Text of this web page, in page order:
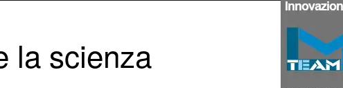
la scienza